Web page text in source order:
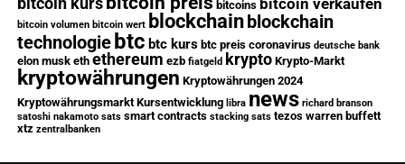
bitcoin kurs bitcoins bitcoin verkaufen
bitcoin volumen bitcoin wert blockchain blockchain
technologie btc btc kurs btc preis coronavirus deutsche bank
elon musk eth ethereum ezb fiatgeld krypto Krypto-Markt
kryptowährungen Kryptowährungen 2024
Kryptowährungsmarkt Kursentwicklung libra news richard branson
satoshi nakamoto sats smart contracts stacking sats tezos warren buffett
xtz zentralbanken